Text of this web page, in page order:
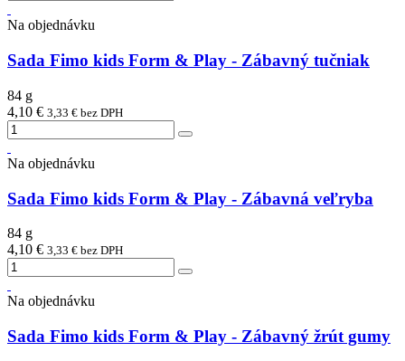
Na objednávku
Sada Fimo kids Form & Play - Zábavný tučniak
84 g
4,10 € 3,33 € bez DPH
Na objednávku
Sada Fimo kids Form & Play - Zábavná veľryba
84 g
4,10 € 3,33 € bez DPH
Na objednávku
Sada Fimo kids Form & Play - Zábavný žrút gumy